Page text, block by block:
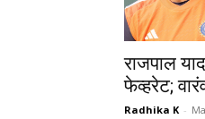
राजपाल
फेव्हरेट;
Radhika K -